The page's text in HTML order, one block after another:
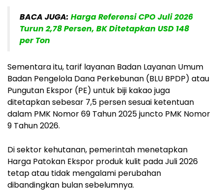
BACA JUGA: Harga Referensi CPO Juli 2026
Turun 2,78 Persen, BK Ditetapkan USD 148
per Ton
Sementara itu, tarif layanan Badan Layanan Umum
Badan Pengelola Dana Perkebunan (BLU BPDP) atau
Pungutan Ekspor (PE) untuk biji kakao juga
ditetapkan sebesar 7,5 persen sesuai ketentuan
dalam PMK Nomor 69 Tahun 2025 juncto PMK Nomor
9 Tahun 2026.
Di sektor kehutanan, pemerintah menetapkan
Harga Patokan Ekspor produk kulit pada Juli 2026
tetap atau tidak mengalami perubahan
dibandingkan bulan sebelumnya.